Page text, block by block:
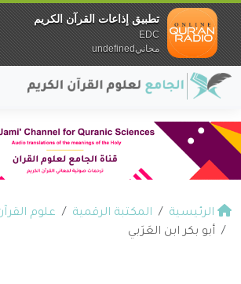
الرئيسية المكتبة الرقمية
علوم
أبو بكر ابن العَرَبي
تطبيق إذاعات القرآن الكريم
EDC
مجانيundefined